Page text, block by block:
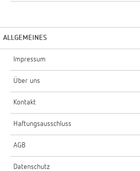
ALLGEMEINES
Impressum
Über uns
Kontakt
Haftungsausschluss
AGB
Datenschutz